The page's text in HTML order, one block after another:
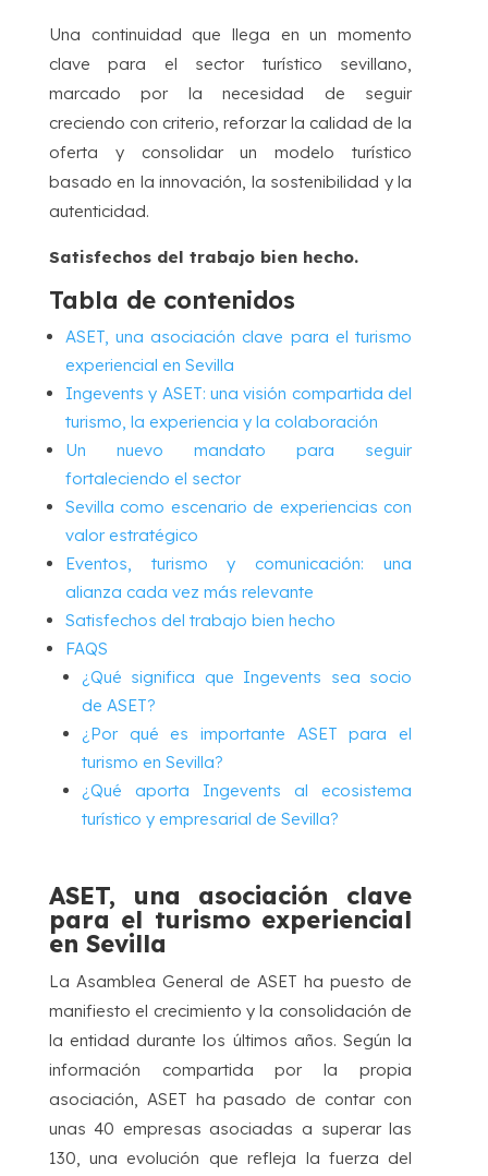
Una continuidad que llega en un momento
clave para el sector turístico sevillano,
marcado por la necesidad de seguir
creciendo con criterio, reforzar la calidad de la
oferta y consolidar un modelo turístico
basado en la innovación, la sostenibilidad y la
autenticidad.
Satisfechos del trabajo bien hecho.
Tabla de contenidos
ASET, una asociación clave para el turismo
experiencial en Sevilla
Ingevents y ASET: una visión compartida del
turismo, la experiencia y la colaboración
Un nuevo mandato para seguir
fortaleciendo el sector
Sevilla como escenario de experiencias con
valor estratégico
Eventos, turismo y comunicación: una
alianza cada vez más relevante
Satisfechos del trabajo bien hecho
FAQS
¿Qué significa que Ingevents sea socio
de ASET?
¿Por qué es importante ASET para el
turismo en Sevilla?
¿Qué aporta Ingevents al ecosistema
turístico y empresarial de Sevilla?
ASET, una asociación clave
para el turismo experiencial
en Sevilla
La Asamblea General de ASET ha puesto de
manifiesto el crecimiento y la consolidación de
la entidad durante los últimos años. Según la
información compartida por la propia
asociación, ASET ha pasado de contar con
unas 40 empresas asociadas a superar las
130, una evolución que refleja la fuerza del